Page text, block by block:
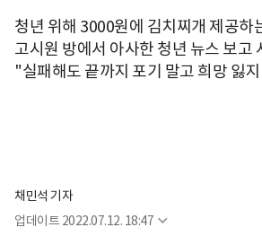
청년 위해 3000원에 김치찌개 제공하
고시원 방에서 아사한 청년 뉴스 보고
"실패해도 끝까지 포기 말고 희망 잃
채민석 기자
업데이트 2022.07.12. 18:47